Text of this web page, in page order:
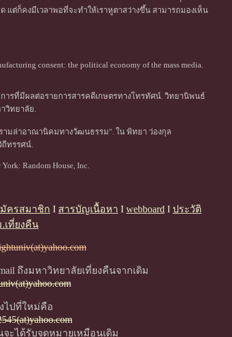
ต่ก็คงมีเวลาพอที่จะทำให้เราหูตาสว่างขึ้น สามารถมองเห็น
consent: the political economy of the mass media.
รที่มีผลต่อรายการสารคดีเกษตรทางโทรทัศน์. วิทยานิพนธ์
วิทยาลัย.
ามล่าอาณานิคมทางวัฒนธรรม". ใน พิทยา ว่องกุล
ถีทรรศน์.
Random House, Inc.
ครสมาชิก I สารบัญเนื้อหา I webboard I ประวัติ
.เที่ยงคืน
ถึงมหาวิทยาลัยเที่ยงคืนจากเดิม
ไปที่ใหม่คือ
ะได้รับจดหมายเหมือนเดิม